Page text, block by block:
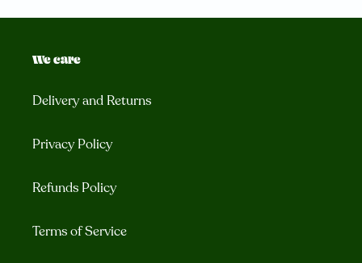
We care
Delivery and Returns
Privacy Policy
Refunds Policy
Terms of Service